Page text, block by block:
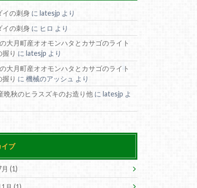
イの刺身 にlatesjp より
イの刺身 に ヒロ より
大月町産オオモンハタとカサゴのライト
握り にlatesjp より
大月町産オオモンハタとカサゴのライト
握り に機械のアッシュ より
晩秋のヒラスズキのお造り他 にlatesjp よ
イブ
(1)